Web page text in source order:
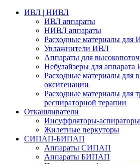
ИВЛ | НИВЛ
ИВЛ аппараты
НИВЛ аппараты
Расходные материалы
Увлажнители ИВЛ
Аппараты для
Небулайзеры для
Расходные материалы для
оксигенации
Расходные материалы для
респираторной терапии
Откашливатели
Инсуффляторы-аспираторы
Жилетные перкуторы
CИПАП-БИПАП
Аппараты СИПАП
Аппараты БИПАП